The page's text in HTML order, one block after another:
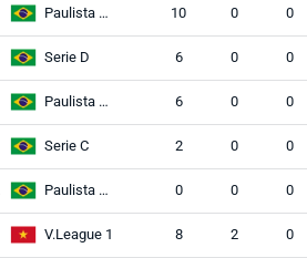
Paulista A2 10 0 0
Serie D 6 0 0
Paulista A2 6 0 0
Serie C 2 0 0
Paulista A1 0 0 0
V.League 1 8 2 0